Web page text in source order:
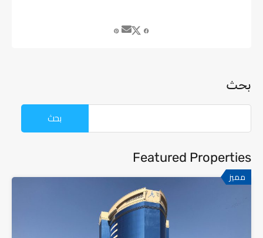
بحث
Featured Properties
مميز